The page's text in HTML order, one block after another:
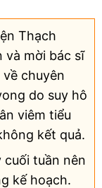
Thạch
và mời bác sĩ
chuyên
do suy hô
viêm tiểu
kết quả.
cuối tuần nên
kế hoạch.